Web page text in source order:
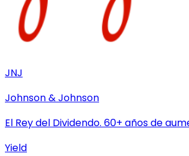
JNJ
Johnson & Johnson
El Rey del Dividendo. 60+ años de
Yield